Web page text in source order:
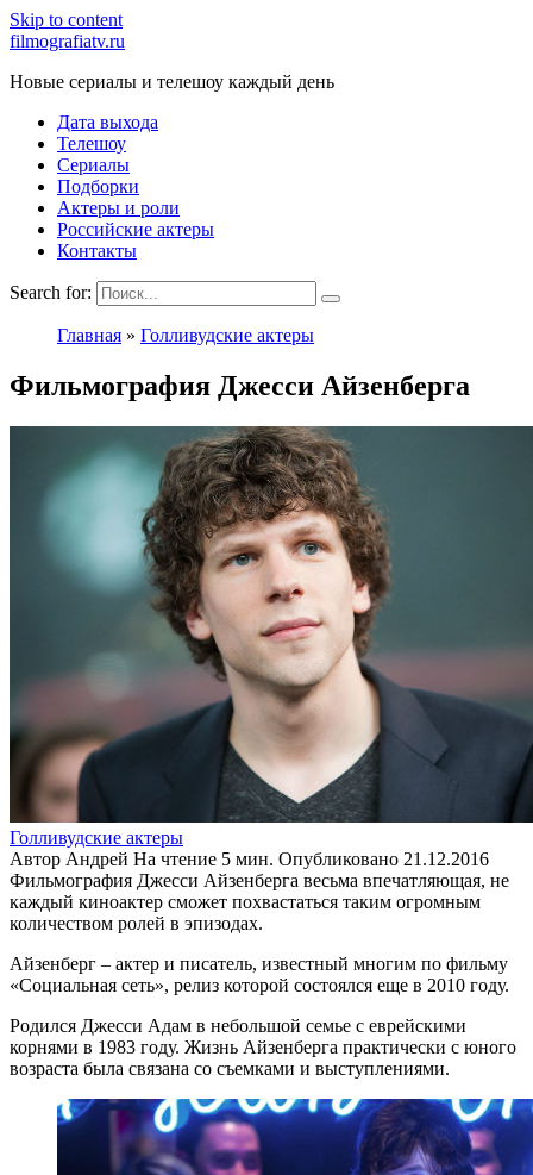
Skip to content
filmografiatv.ru
Новые сериалы и телешоу каждый день
Дата выхода
Телешоу
Сериалы
Подборки
Актеры и роли
Российские актеры
Контакты
Search for:
Главная » Голливудские актеры
Фильмография Джесси Айзенберга
Голливудские актеры
Автор Андрей На чтение 5 мин. Опубликовано 21.12.2016
Фильмография Джесси Айзенберга весьма впечатляющая, не
каждый киноактер сможет похвастаться таким огромным
количеством ролей в эпизодах.
Айзенберг – актер и писатель, известный многим по фильму
«Социальная сеть», релиз которой состоялся еще в 2010 году.
Родился Джесси Адам в небольшой семье с еврейскими
корнями в 1983 году. Жизнь Айзенберга практически с юного
возраста была связана со съемками и выступлениями.